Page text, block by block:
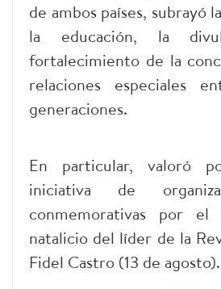
de ambos países, subrayó
la educación, la
fortalecimiento de la
relaciones especiales
generaciones.
En particular, valoró
iniciativa de
conmemorativas por el
natalicio del líder de la
Fidel Castro (13 de